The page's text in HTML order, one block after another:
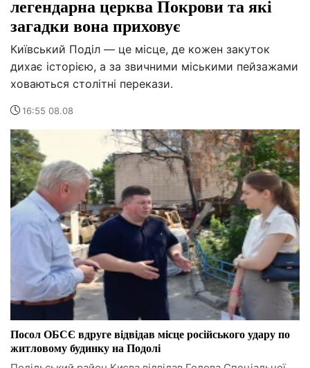
легендарна церква Покрови та які
загадки вона приховує
Київський Поділ — це місце, де кожен закуток
дихає історією, а за звичними міськими пейзажами
ховаються столітні перекази.
16:55 08.08
Посол ОБСЄ вдруге відвідав місце російського удару по
житловому будинку на Подолі